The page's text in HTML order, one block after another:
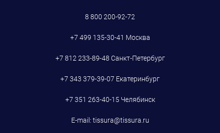
8 800 200-92-72
+7 499 135-30-41 Москва
+7 812 233-89-48 Санкт-Петербург
+7 343 379-39-07 Екатеринбург
+7 351 263-40-15 Челябинск
E-mail: tissura@tissura.ru